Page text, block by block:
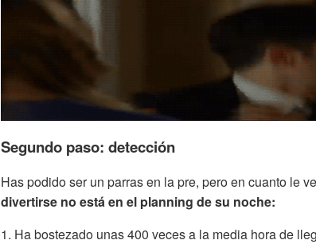
Segundo paso: detección
Has podido ser un parras en la pre, pero en cuanto le
divertirse no está en el planning de su noche:
1. Ha bostezado unas 400 veces a la media hora de